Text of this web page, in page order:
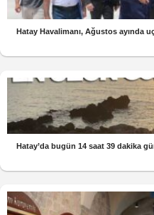
Hatay Havalimanı, Ağustos ayında
Hatay’da bugün 14 saat 39 dakika